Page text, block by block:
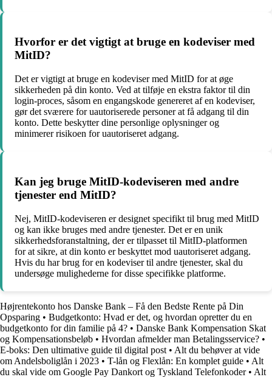
Hvorfor er det vigtigt at bruge en kodeviser med
MitID?
Det er vigtigt at bruge en kodeviser med MitID for at øge
sikkerheden på din konto. Ved at tilføje en ekstra faktor til din
login-proces, såsom en engangskode genereret af en kodeviser,
gør det sværere for uautoriserede personer at få adgang til din
konto. Dette beskytter dine personlige oplysninger og
minimerer risikoen for uautoriseret adgang.
Kan jeg bruge MitID-kodeviseren med andre
tjenester end MitID?
Nej, MitID-kodeviseren er designet specifikt til brug med MitID
og kan ikke bruges med andre tjenester. Det er en unik
sikkerhedsforanstaltning, der er tilpasset til MitID-platformen
for at sikre, at din konto er beskyttet mod uautoriseret adgang.
Hvis du har brug for en kodeviser til andre tjenester, skal du
undersøge mulighederne for disse specifikke platforme.
Højrentekonto hos Danske Bank – Få den Bedste Rente på Din
Opsparing • Budgetkonto: Hvad er det, og hvordan opretter du en
budgetkonto for din familie på 4? • Danske Bank Kompensation Skat
og Kompensationsbeløb • Hvordan afmelder man Betalingsservice? •
E-boks: Den ultimative guide til digital post • Alt du behøver at vide
om Andelsboliglån i 2023 • T-lån og Flexlån: En komplet guide • Alt
du skal vide om Google Pay Dankort og Tyskland Telefonkoder• Alt